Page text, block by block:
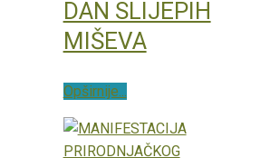
DAN SLIJEPIH
MIŠEVA
Opširnije...